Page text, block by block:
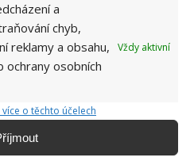
a
chyb,
reklamy a obsahu,
ochrany osobních
Vždy aktivní
více o těchto účelech